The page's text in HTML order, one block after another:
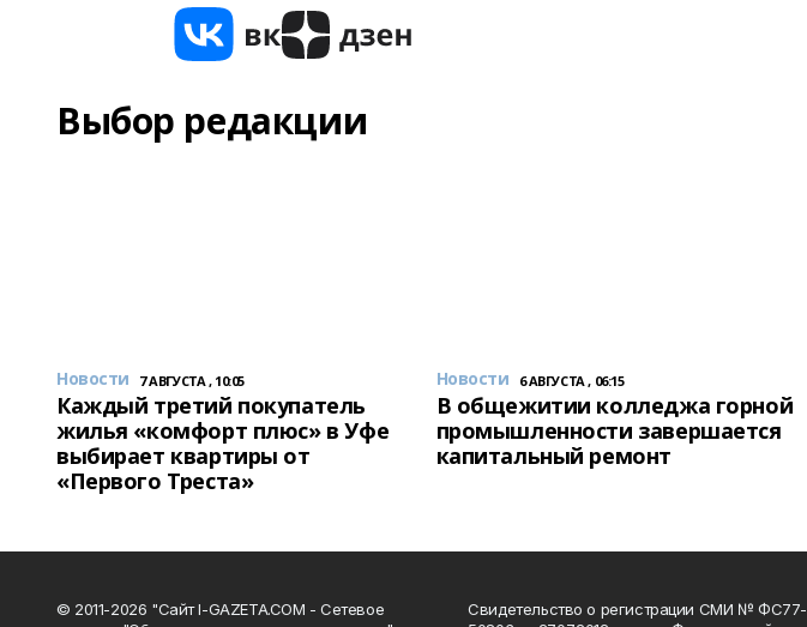
Выбор редакции
Новости 7 АВГУСТА , 10:05
Каждый третий покупатель
жилья «комфорт плюс» в Уфе
выбирает квартиры от
«Первого Треста»
Новости 6 АВГУСТА , 06:15
В общежитии колледжа горной
промышленности завершается
капитальный ремонт
© 2011-2026 "Сайт I-GAZETA.COM - Сетевое
Свидетельство о регистрации СМИ № ФС77-